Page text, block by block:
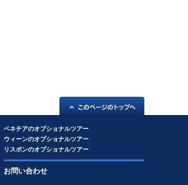
ベネチアのオプショナルツアー
ウィーンのオプショナルツアー
リスボンのオプショナルツアー
お問い合わせ